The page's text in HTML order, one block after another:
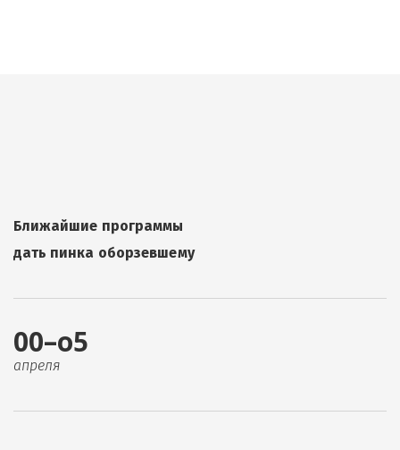
Ближайшие программы
дать пинка оборзевшему
00–о5
апреля